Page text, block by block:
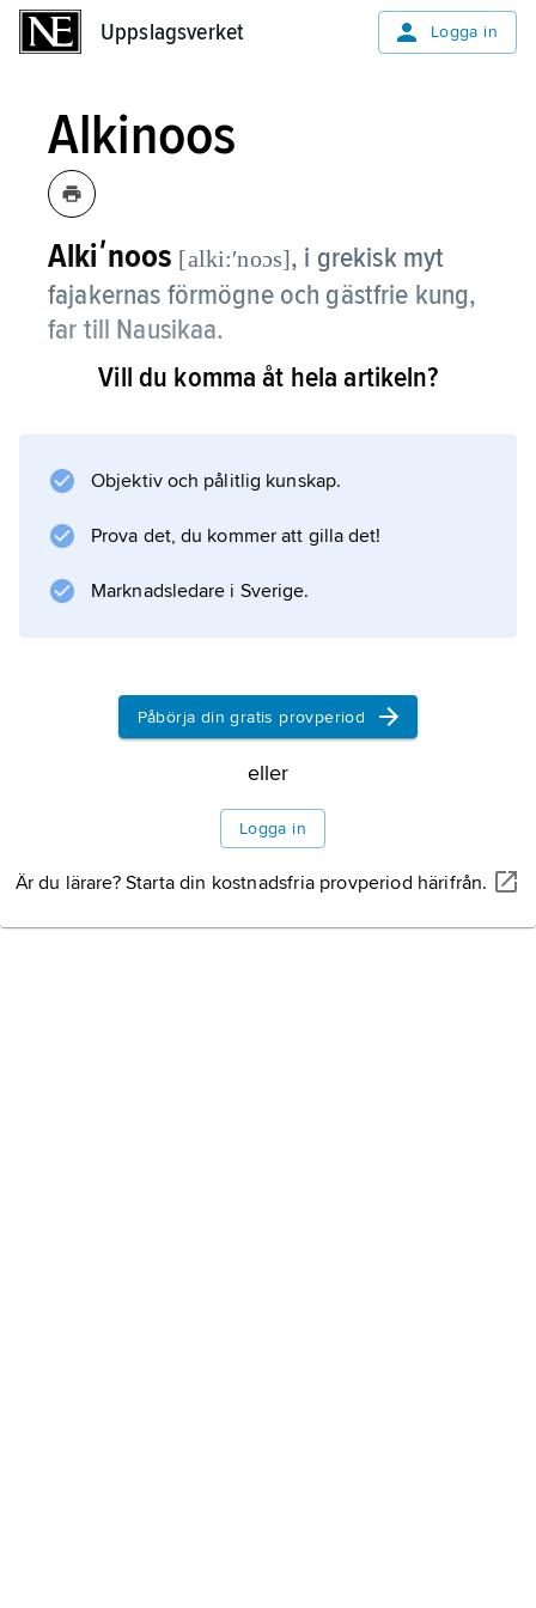
Uppslagsverket Logga in
Alkinoos
Alkiʹnoos [alki:ʹnoɔs], i grekisk myt
fajakernas förmögne och gästfrie kung,
far till Nausikaa.
I ”Odysséen” skildras Alkinoos omtanke om
Poseidons vrede och blir fajakernas
Vill du komma åt hela artikeln?
Objektiv och pålitlig kunskap.
Prova det, du kommer att gilla det!
Marknadsledare i Sverige.
Påbörja din gratis provperiod
eller
Logga in
Är du lärare? Starta din kostnadsfria provperiod härifrån.